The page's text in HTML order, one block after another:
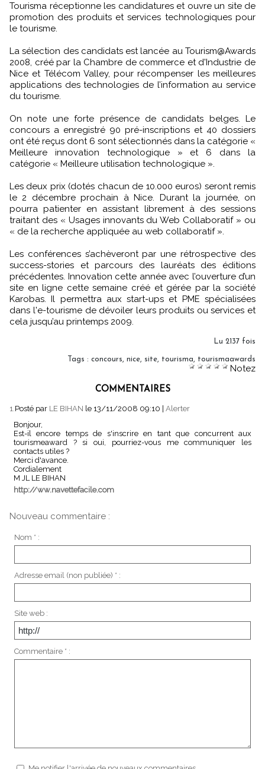
Tourisma réceptionne les candidatures et ouvre un site de
promotion des produits et services technologiques pour
le tourisme.
La sélection des candidats est lancée au Tourism@Awards
2008, créé par la Chambre de commerce et d'Industrie de
Nice et Télécom Valley, pour récompenser les meilleures
applications des technologies de l’information au service
du tourisme.
On note une forte présence de candidats belges. Le
concours a enregistré 90 pré-inscriptions et 40 dossiers
ont été reçus dont 6 sont sélectionnés dans la catégorie «
Meilleure innovation technologique » et 6 dans la
catégorie « Meilleure utilisation technologique ».
Les deux prix (dotés chacun de 10.000 euros) seront remis
le 2 décembre prochain à Nice. Durant la journée, on
pourra patienter en assistant librement à des sessions
traitant des « Usages innovants du Web Collaboratif » ou
« de la recherche appliquée au web collaboratif ».
Les conférences s’achèveront par une rétrospective des
success-stories et parcours des lauréats des éditions
précédentes. Innovation cette année avec l’ouverture d’un
site en ligne cette semaine créé et gérée par la société
Karobas. Il permettra aux start-ups et PME spécialisées
dans l'e-tourisme de dévoiler leurs produits ou services et
cela jusqu’au printemps 2009.
Lu 2137 fois
Tags : concours, nice, site, tourisma, tourismaawards
Notez
COMMENTAIRES
1.Posté par LE BIHAN le 13/11/2008 09:10
Alerter
Bonjour,
Est-il encore temps de s'inscrire en tant que concurrent aux
tourismeaward ? si oui, pourriez-vous me communiquer les
contacts utiles ?
Merci d'avance.
Cordialement
M JL LE BIHAN
http://ww.navettefacile.com
Nouveau commentaire :
Nom * :
Adresse email (non publiée) * :
Site web :
Commentaire * :